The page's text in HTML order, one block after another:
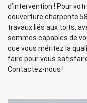
d’intervention ! Pour
couverture charpente
travaux liés aux toits,
sommes capables de
que vous méritez la
faire pour vous
Contactez-nous !